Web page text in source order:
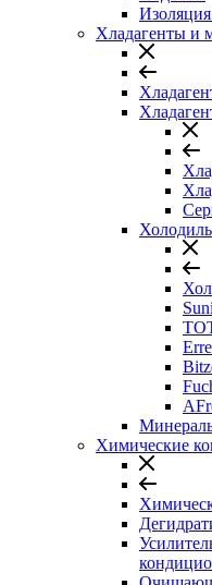
Хладагенты и
Химические